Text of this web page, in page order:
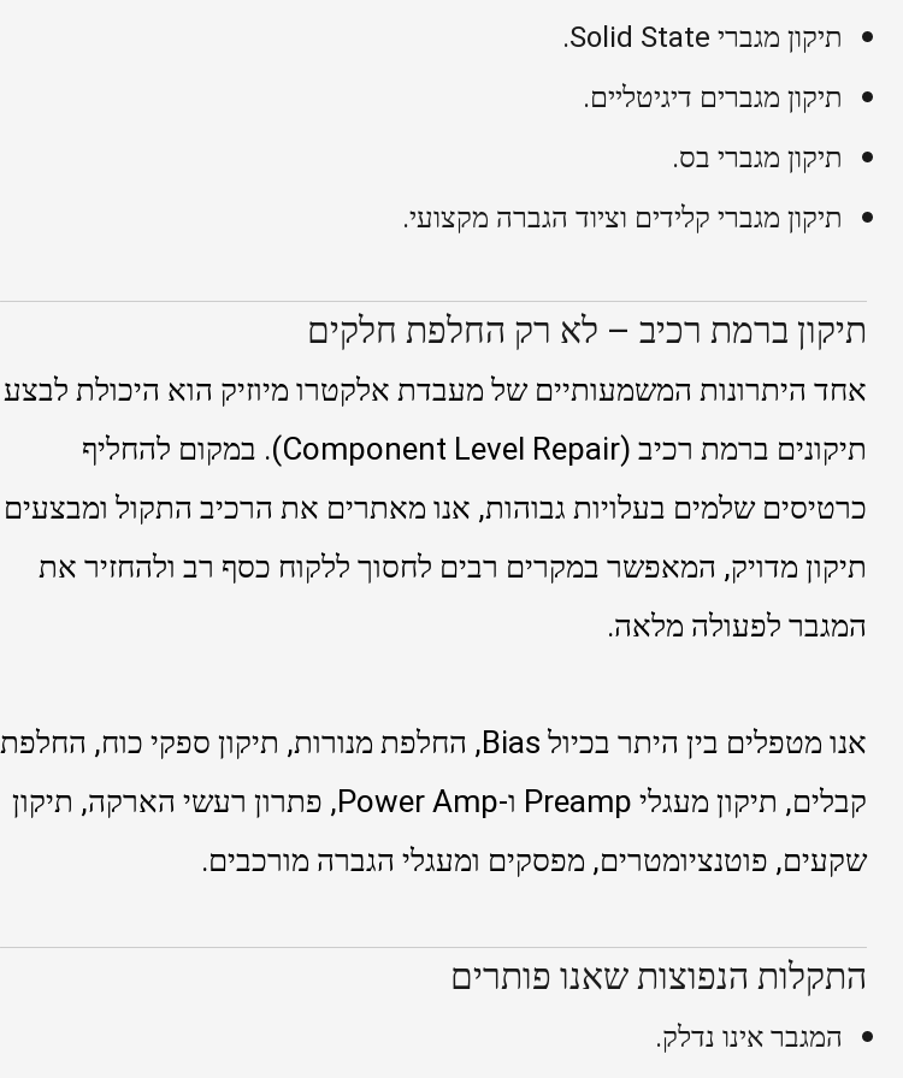
תיקון מגברי Solid State.
תיקון מגברים דיגיטליים.
תיקון מגברי בס.
תיקון מגברי קלידים וציוד הגברה מקצועי.
תיקון ברמת רכיב – לא רק החלפת חלקים
אחד היתרונות המשמעותיים של מעבדת אלקטרו מיוזיק הוא היכולת לבצע
תיקונים ברמת רכיב (Component Level Repair). במקום להחליף
כרטיסים שלמים בעלויות גבוהות, אנו מאתרים את הרכיב התקול ומבצעים
תיקון מדויק, המאפשר במקרים רבים לחסוך ללקוח כסף רב ולהחזיר את
המגבר לפעולה מלאה.
אנו מטפלים בין היתר בכיול Bias, החלפת מנורות, תיקון ספקי כוח, החלפת
קבלים, תיקון מעגלי Preamp ו-Power Amp, פתרון רעשי הארקה, תיקון
שקעים, פוטנציומטרים, מפסקים ומעגלי הגברה מורכבים.
התקלות הנפוצות שאנו פותרים
המגבר אינו נדלק.